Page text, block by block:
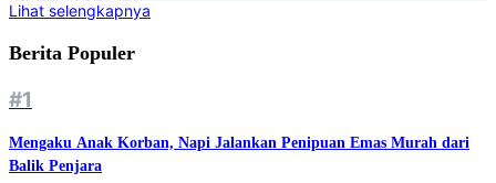
Lihat selengkapnya
Berita Populer
#1
Mengaku Anak Korban, Napi Jalankan Penipuan Emas Murah dari
Balik Penjara